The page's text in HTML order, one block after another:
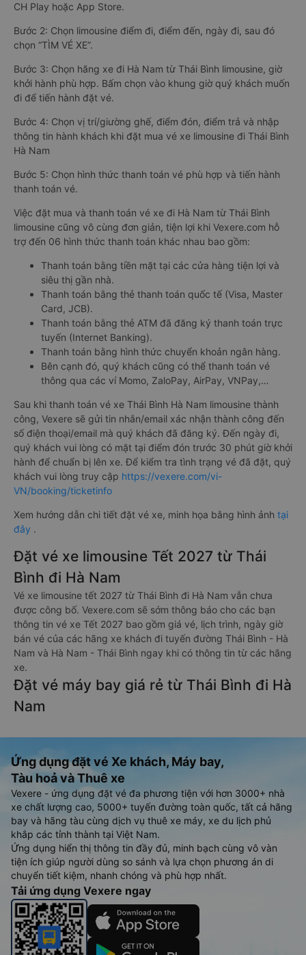
CH Play hoặc App Store.
Bước 2: Chọn limousine điểm đi, điểm đến, ngày đi, sau đó
chọn “TÌM VÉ XE”.
Bước 3: Chọn hãng xe đi Hà Nam từ Thái Bình limousine, giờ
khởi hành phù hợp. Bấm chọn vào khung giờ quý khách muốn
đi để tiến hành đặt vé.
Bước 4: Chọn vị trí/giường ghế, điểm đón, điểm trả và nhập
thông tin hành khách khi đặt mua vé xe limousine đi Thái Bình
Hà Nam
Bước 5: Chọn hình thức thanh toán vé phù hợp và tiến hành
thanh toán vé.
Việc đặt mua và thanh toán vé xe đi Hà Nam từ Thái Bình
limousine cũng vô cùng đơn giản, tiện lợi khi Vexere.com hỗ
trợ đến 06 hình thức thanh toán khác nhau bao gồm:
Thanh toán bằng tiền mặt tại các cửa hàng tiện lợi và
siêu thị gần nhà.
Thanh toán bằng thẻ thanh toán quốc tế (Visa, Master
Card, JCB).
Thanh toán bằng thẻ ATM đã đăng ký thanh toán trực
tuyến (Internet Banking).
Thanh toán bằng hình thức chuyển khoản ngân hàng.
Bên cạnh đó, quý khách cũng có thể thanh toán vé
thông qua các ví Momo, ZaloPay, AirPay, VNPay,…
Sau khi thanh toán vé xe Thái Bình Hà Nam limousine thành
công, Vexere sẽ gửi tin nhắn/email xác nhận thành công đến
số điện thoại/email mà quý khách đã đăng ký. Đến ngày đi,
quý khách vui lòng có mặt tại điểm đón trước 30 phút giờ khởi
hành để chuẩn bị lên xe. Để kiểm tra tình trạng vé đã đặt, quý
khách vui lòng truy cập https://vexere.com/vi-
VN/booking/ticketinfo
Xem hướng dẫn chi tiết đặt vé xe, minh họa bằng hình ảnh tại
đây .
Đặt vé xe limousine Tết 2027 từ Thái
Bình đi Hà Nam
Vé xe limousine tết 2027 từ Thái Bình đi Hà Nam vẫn chưa
được công bố. Vexere.com sẽ sớm thông báo cho các bạn
thông tin vé xe Tết 2027 bao gồm giá vé, lịch trình, ngày giờ
bán vé của các hãng xe khách đi tuyến đường Thái Bình - Hà
Nam và Hà Nam - Thái Bình ngay khi có thông tin từ các hãng
xe.
Đặt vé máy bay giá rẻ từ Thái Bình đi Hà
Nam
Ứng dụng đặt vé Xe khách, Máy bay,
Tàu hoả và Thuê xe
Vexere - ứng dụng đặt vé đa phương tiện với hơn 3000+ nhà
xe chất lượng cao, 5000+ tuyến đường toàn quốc, tất cả hãng
bay và hãng tàu cùng dịch vụ thuê xe máy, xe du lịch phủ
khắp các tỉnh thành tại Việt Nam.
Ứng dụng hiển thị thông tin đầy đủ, minh bạch cùng vô vàn
tiện ích giúp người dùng so sánh và lựa chọn phương án di
chuyển tiết kiệm, nhanh chóng và phù hợp nhất.
Tải ứng dụng Vexere ngay